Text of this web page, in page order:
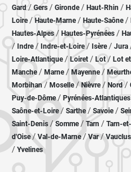
Gard/Gers / Gironde/ Haut-Rhin /
Loire/Haute-Marne/ Haute-Saône/
Hautes-Alpes/ Hautes-Pyrénées /
/ Indre/ Indre-et-Loire/ Isère/ Jura
Loire-Atlantique/ Loiret / Lot/ Lot
Manche/ Marne/ Mayenne/
Morbihan/ Moselle/ Nièvre / Nord/
Puy-de-Dôme/ Pyrénées-Atlantiques
Saône-et-Loire/ Sarthe/ Savoie/
Saint-Denis /Somme/ Tarn / Tarn-
d'Oise/ Val-de-Marne/Var/
/ Yvelines